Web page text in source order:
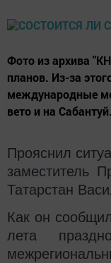
Фото из архива
планов. Из-за
международные
вето и на Сабантуй.
Прояснил
заместитель
Татарстан
Как он
лета